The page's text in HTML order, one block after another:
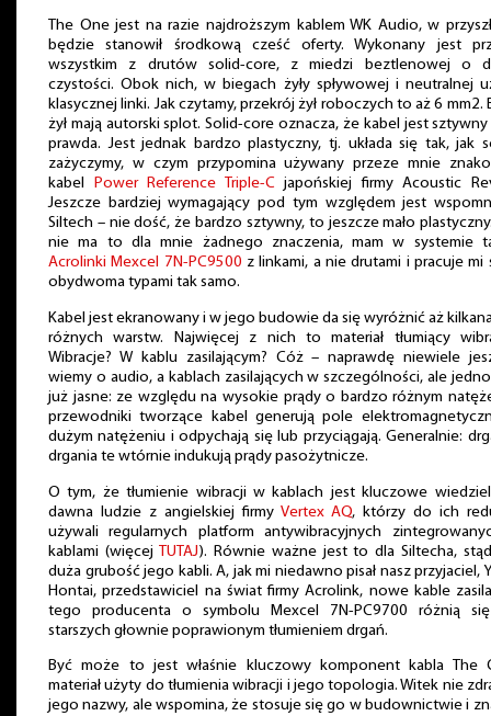
The One jest na razie najdroższym kablem WK Audio, w
będzie stanowił środkową cześć oferty. Wykonany jest
wszystkim z drutów solid-core, z miedzi beztlenowej o
czystości. Obok nich, w biegach żyły spływowej i neutralnej
klasycznej linki. Jak czytamy, przekrój żył roboczych to aż 6 mm2.
żył mają autorski splot. Solid-core oznacza, że kabel jest
prawda. Jest jednak bardzo plastyczny, tj. układa się tak, jak
zażyczymy, w czym przypomina używany przeze mnie
kabel Power Reference Triple-C japońskiej firmy Acoustic
Jeszcze bardziej wymagający pod tym względem jest
Siltech – nie dość, że bardzo sztywny, to jeszcze mało
nie ma to dla mnie żadnego znaczenia, mam w systemie
Acrolinki Mexcel 7N-PC9500 z linkami, a nie drutami i pracuje mi
obydwoma typami tak samo.
Kabel jest ekranowany i w jego budowie da się wyróżnić aż
różnych warstw. Najwięcej z nich to materiał tłumiący
Wibracje? W kablu zasilającym? Cóż – naprawdę niewiele
wiemy o audio, a kablach zasilających w szczególności, ale
już jasne: ze względu na wysokie prądy o bardzo różnym
przewodniki tworzące kabel generują pole
dużym natężeniu i odpychają się lub przyciągają. Generalnie:
drgania te wtórnie indukują prądy pasożytnicze.
O tym, że tłumienie wibracji w kablach jest kluczowe
dawna ludzie z angielskiej firmy Vertex AQ, którzy do ich
używali regularnych platform antywibracyjnych
kablami (więcej
TUTAJ). Równie ważne jest to dla Siltecha,
duża grubość jego kabli. A, jak mi niedawno pisał nasz przyjaciel,
Hontai, przedstawiciel na świat firmy Acrolink, nowe kable
tego producenta o symbolu Mexcel 7N-PC9700 różnią
starszych głownie poprawionym tłumieniem drgań.
Być może to jest właśnie kluczowy komponent kabla The
materiał użyty do tłumienia wibracji i jego topologia. Witek nie
jego nazwy, ale wspomina, że stosuje się go w budownictwie i